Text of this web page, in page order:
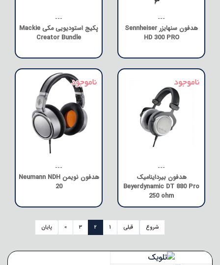
---
هدفون سنهایزر Sennheiser
HD 300 PRO
---
پکیج استودیویی مکی Mackie
Creator Bundle
---
هدفون بیرداینامیک
Beyerdynamic DT 880 Pro
250 ohm
---
هدفون نویمن Neumann NDH
20
شروع قبلی 1
2
3
» پایان